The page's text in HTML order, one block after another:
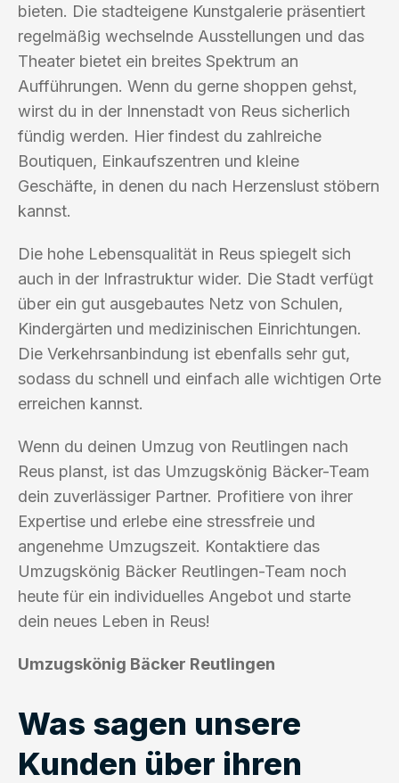
bieten. Die stadteigene Kunstgalerie präsentiert
regelmäßig wechselnde Ausstellungen und das
Theater bietet ein breites Spektrum an
Aufführungen. Wenn du gerne shoppen gehst,
wirst du in der Innenstadt von Reus sicherlich
fündig werden. Hier findest du zahlreiche
Boutiquen, Einkaufszentren und kleine
Geschäfte, in denen du nach Herzenslust stöbern
kannst.
Die hohe Lebensqualität in Reus spiegelt sich
auch in der Infrastruktur wider. Die Stadt verfügt
über ein gut ausgebautes Netz von Schulen,
Kindergärten und medizinischen Einrichtungen.
Die Verkehrsanbindung ist ebenfalls sehr gut,
sodass du schnell und einfach alle wichtigen Orte
erreichen kannst.
Wenn du deinen Umzug von Reutlingen nach
Reus planst, ist das Umzugskönig Bäcker-Team
dein zuverlässiger Partner. Profitiere von ihrer
Expertise und erlebe eine stressfreie und
angenehme Umzugszeit. Kontaktiere das
Umzugskönig Bäcker Reutlingen-Team noch
heute für ein individuelles Angebot und starte
dein neues Leben in Reus!
Umzugskönig Bäcker Reutlingen
Was sagen unsere
Kunden über ihren